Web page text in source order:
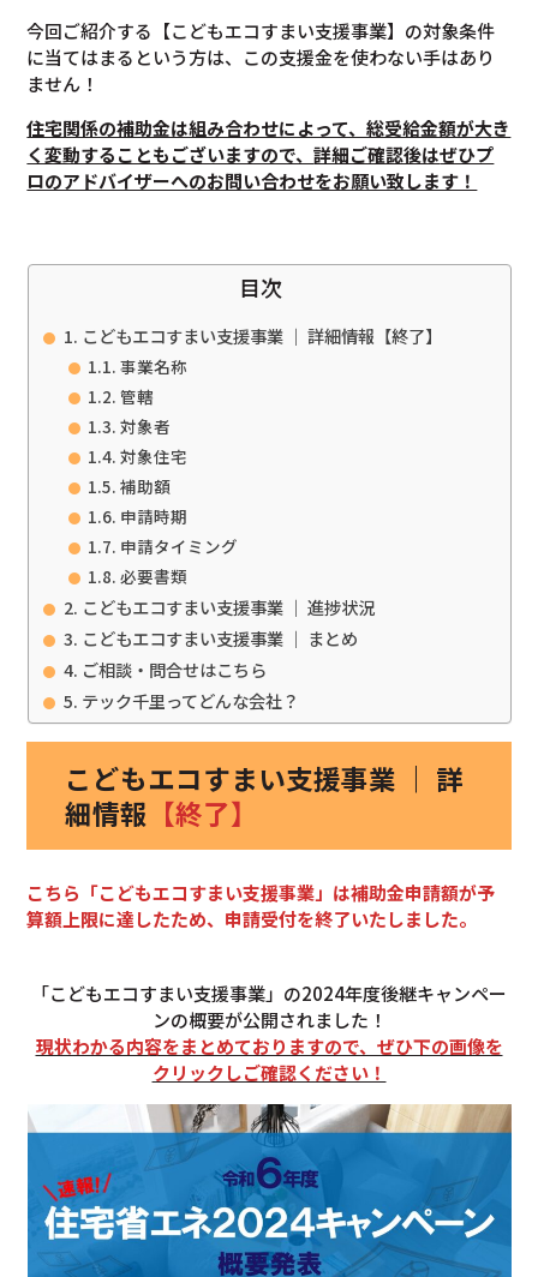
今回ご紹介する【こどもエコすまい支援事業】の対象条件
に当てはまるという方は、この支援金を使わない手はあり
ません！
住宅関係の補助金は組み合わせによって、総受給金額が大き
く変動することもございますので、詳細ご確認後はぜひプ
ロのアドバイザーへのお問い合わせをお願い致します！
目次
こどもエコすまい支援事業 ｜ 詳細情報【終了】
事業名称
管轄
対象者
対象住宅
補助額
申請時期
申請タイミング
必要書類
こどもエコすまい支援事業 ｜ 進捗状況
こどもエコすまい支援事業 ｜ まとめ
ご相談・問合せはこちら
テック千里ってどんな会社？
こどもエコすまい支援事業 ｜ 詳
細情報 【終了】
こちら「こどもエコすまい支援事業」は補助金申請額が予
算額上限に達したため、申請受付を終了いたしました。
「こどもエコすまい支援事業」の2024年度後継キャンペー
ンの概要が公開されました！
現状わかる内容をまとめておりますので、ぜひ下の画像を
クリックしご確認ください！